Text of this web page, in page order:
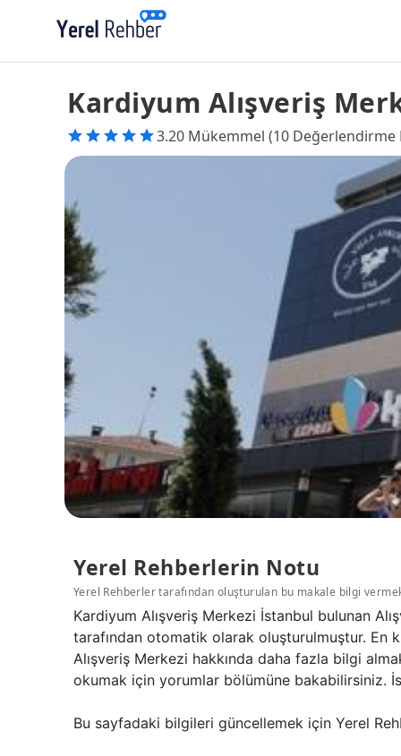
Kardiyum Alışveriş
3.20 Mükemmel (10 Değerlendirme
Yerel Rehberlerin Notu
Yerel Rehberler tarafından oluşturulan bu makale bilgi
Kardiyum Alışveriş Merkezi İstanbul bulunan
tarafından otomatik olarak oluşturulmuştur. En
Alışveriş Merkezi hakkında daha fazla bilgi
okumak için yorumlar bölümüne bakabilirsiniz.
Bu sayfadaki bilgileri güncellemek için Yerel